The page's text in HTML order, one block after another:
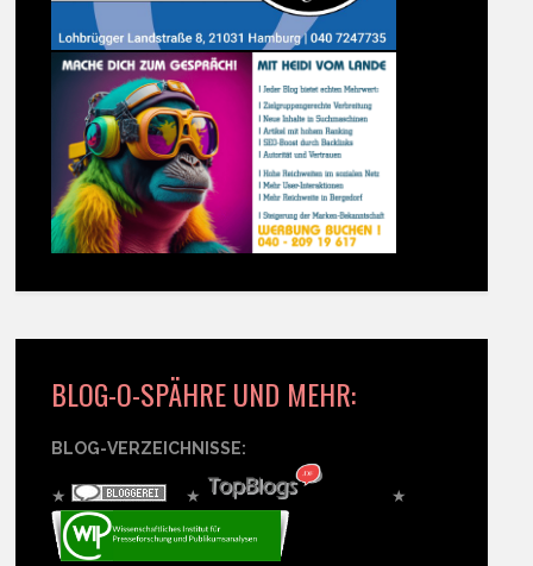
BLOG-O-SPÄHRE UND MEHR:
BLOG-VERZEICHNISSE:
★ ★ ★